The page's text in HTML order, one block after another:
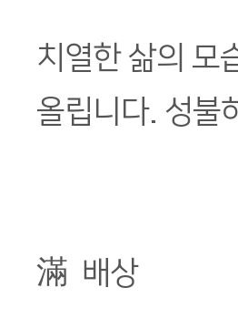
치열한 삶의 모
올립니다. 성불
滿 배상